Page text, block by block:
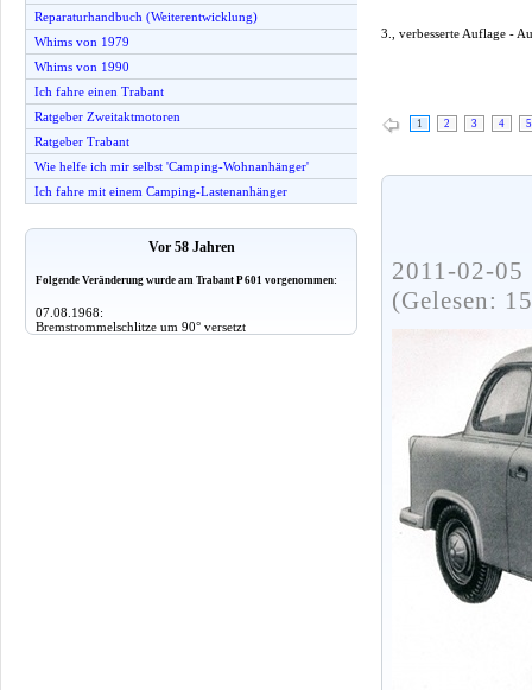
Reparaturhandbuch (Weiterentwicklung)
Whims von 1979
Whims von 1990
Ich fahre einen Trabant
Ratgeber Zweitaktmotoren
Ratgeber Trabant
Wie helfe ich mir selbst 'Camping-Wohnanhänger'
Ich fahre mit einem Camping-Lastenanhänger
Vor 58 Jahren
Folgende Veränderung wurde am Trabant P 601 vorgenommen:
07.08.1968:
Bremstrommelschlitze um 90° versetzt
3., verbesserte Auflage -
1 2 3 4 5
2011-02-
(Gelesen: